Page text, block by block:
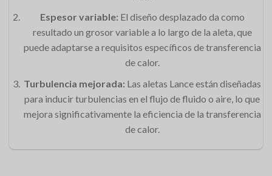
Espesor variable: El diseño desplazado da como
resultado un grosor variable a lo largo de la aleta, que
puede adaptarse a requisitos específicos de transferencia
de calor.
Turbulencia mejorada: Las aletas Lance están diseñadas
para inducir turbulencias en el flujo de fluido o aire, lo que
mejora significativamente la eficiencia de la transferencia
de calor.